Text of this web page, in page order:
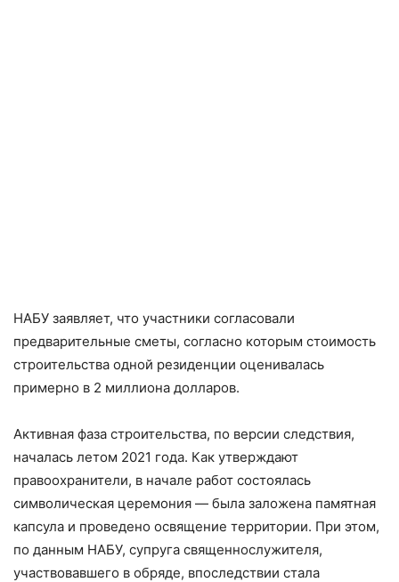
НАБУ заявляет, что участники согласовали
предварительные сметы, согласно которым стоимость
строительства одной резиденции оценивалась
примерно в 2 миллиона долларов.
Активная фаза строительства, по версии следствия,
началась летом 2021 года. Как утверждают
правоохранители, в начале работ состоялась
символическая церемония — была заложена памятная
капсула и проведено освящение территории. При этом,
по данным НАБУ, супруга священнослужителя,
участвовавшего в обряде, впоследствии стала